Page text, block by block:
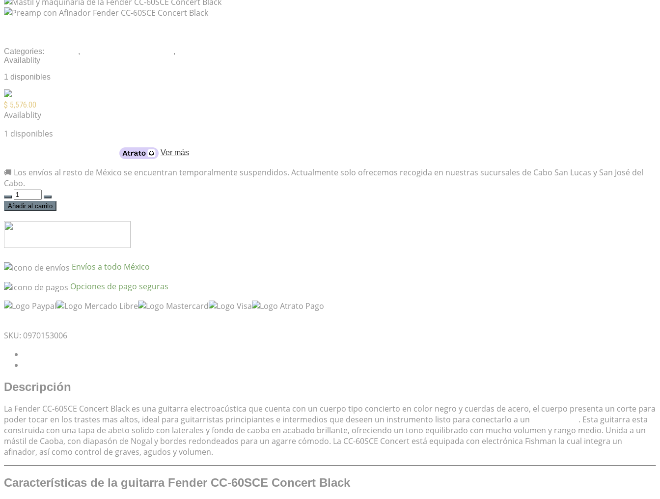
Categories: , ,
Availablity
1 disponibles
$ 5,576.00
Availablity
1 disponibles
Ver más
🚚 Los envíos al resto de México se encuentran temporalmente suspendidos. Actualmente solo ofrecemos recogida en nuestras sucursales de Cabo San Lucas y San José del
Cabo.
Fender
CC-
Concert
cantidad
Añadir al carrito
Envíos a todo México
Opciones de pago seguras
SKU: 0970153006
Descripción
La Fender CC-60SCE Concert Black es una guitarra electroacústica que cuenta con un cuerpo tipo concierto en color negro y cuerdas de acero, el cuerpo presenta un corte para
poder tocar en los trastes mas altos, ideal para guitarristas principiantes e intermedios que deseen un instrumento listo para conectarlo a un
. Esta guitarra esta
construida con una tapa de abeto solido con laterales y fondo de caoba en acabado brillante, ofreciendo un tono equilibrado con mucho volumen y rango medio. Unida a un
mástil de Caoba, con diapasón de Nogal y bordes redondeados para un agarre cómodo. La CC-60SCE Concert está equipada con electrónica Fishman la cual integra un
afinador, así como control de graves, agudos y volumen.
Características de la guitarra Fender CC-60SCE Concert Black